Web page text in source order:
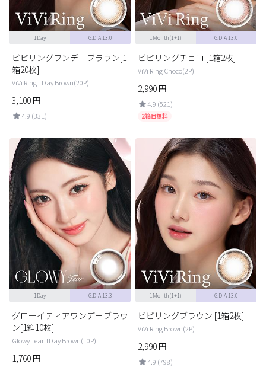
1Day G.DIA 13.0
ビビリングワンデーブラウン[1
箱20枚]
ViVi Ring 1Day Brown(20P)
3,100円
4.9 (331)
1Month(1+1) G.DIA 13.0
ビビリングチョコ [1箱2枚]
ViVi Ring Choco(2P)
2,990円
4.9 (521)
2箱目無料
1Day G.DIA 13.3
グローイティアワンデーブラウ
ン[1箱10枚]
Glowy Tear 1Day Brown(10P)
1,760円
1Month(1+1) G.DIA 13.0
ビビリングブラウン [1箱2枚]
ViVi Ring Brown(2P)
2,990円
4.9 (798)